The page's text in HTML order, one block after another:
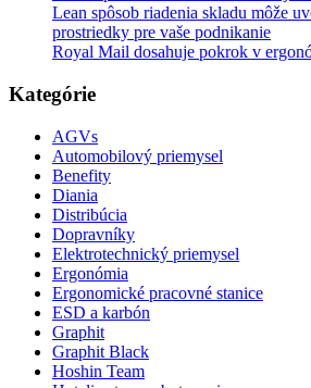
Lean spôsob riadenia skladu môže
prostriedky pre vaše podnikanie
Royal Mail dosahuje pokrok v
Kategórie
AGVs
Automobilový priemysel
Benefity
Diania
Distribúcia
Dopravníky
Elektrotechnický priemysel
Ergonómia
Ergonomické pracovné stanice
ESD a karbón
Graphit
Graphit Black
Hoshin Team